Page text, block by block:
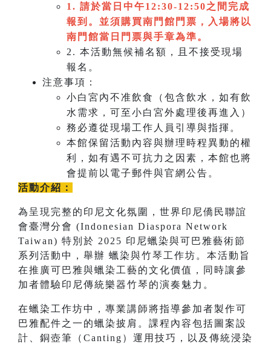
1. 請於當日中午12:30-12:50之間完成
報到。並須購買南門館門票，入場將以
南門館當日門票與手章為準。
2. 本活動無候補名額，且不接受現場
報名。
注意事項：
小白宮內不准飲食（包含飲水，如有飲
水需求，可至小白宮外處理後再進入）
務必遵從現場工作人員引導與指揮。
本館保留活動內容與辦理時程異動的權
利，如有遇不可抗力之因素，本館也將
會提前以電子郵件與官網公告。
活動介紹：
為呈現完整的印尼文化氛圍，世界印尼僑民聯誼
會臺灣分會 (Indonesian Diaspora Network
Taiwan) 特別於 2025 印尼蠟染與可巴雅藝術節
系列活動中，舉辦 蠟染與竹琴工作坊。本活動旨
在推廣可巴雅與蠟染工藝的文化價值，
同時讓參
加者體驗印尼傳統樂器竹琴的演奏魅力。
在蠟染工作坊中， 專業講師將指導參加者製作可
巴雅配件之一的蠟染披肩。 課程內容包括圖案設
計、銅壺筆（Canting）運用技巧，
以及傳統浸染